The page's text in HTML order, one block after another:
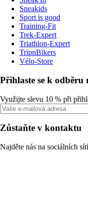
Sneakids
Sport is good
Training-Fit
Trek-Expert
Triathlon-Expert
TripnBikers
Vélo-Store
Přihlaste se k odběru
Využijte slevu 10 % při
Zůstaňte v kontaktu
Najděte nás na sociálních